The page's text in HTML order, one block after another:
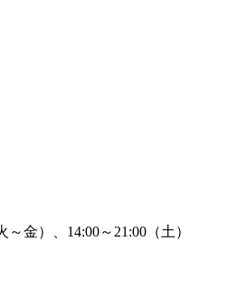
金）、14:00～21:00（土）